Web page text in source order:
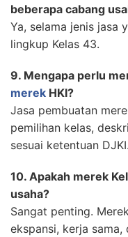
beberapa cabang
Ya, selama jenis jasa
lingkup Kelas 43.
9. Mengapa perlu
merek HKI?
Jasa pembuatan
pemilihan kelas,
sesuai ketentuan DJKI.
10. Apakah merek
usaha?
Sangat penting.
ekspansi, kerja